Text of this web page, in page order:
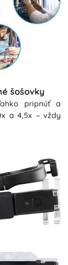
šošovky
pripnúť a
a 4,5x – vždy